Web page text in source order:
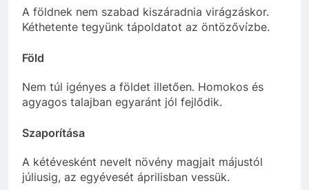
A földnek nem szabad kiszáradnia virágzáskor.
Kéthetente tegyünk tápoldatot az öntözővízbe.
Föld
Nem túl igényes a földet illetően. Homokos és
agyagos talajban egyaránt jól fejlődik.
Szaporítása
A kétévesként nevelt növény magjait májustól
júliusig, az egyévesét áprilisban vessük.